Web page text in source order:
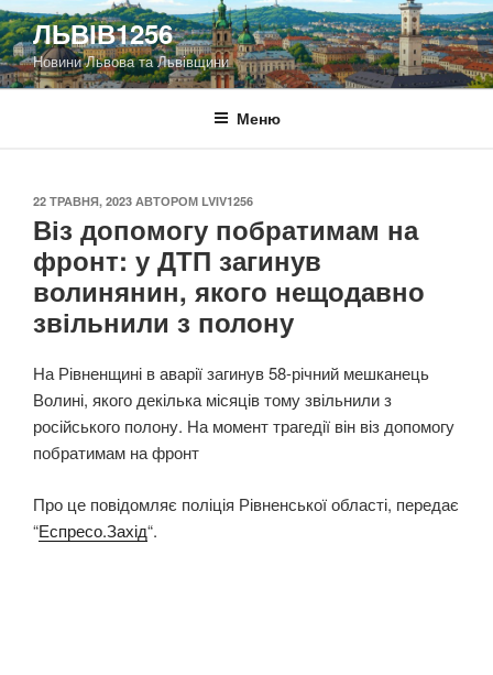
Перейти
до
вмісту
ЛЬВІВ1256
Новини Львова та Львівщини
Меню
ОПУБЛІКОВАНО
22 ТРАВНЯ, 2023 АВТОРОМ LVIV1256
Віз допомогу побратимам на
фронт: у ДТП загинув
волинянин, якого нещодавно
звільнили з полону
На Рівненщині в аварії загинув 58-річний мешканець
Волині, якого декілька місяців тому звільнили з
російського полону. На момент трагедії він віз допомогу
побратимам на фронт
Про це повідомляє поліція Рівненської області, передає
“Еспресо.Захід“.